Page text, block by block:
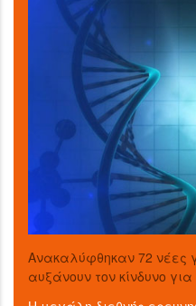
Ανακαλύφθηκαν 72 νέες
αυξάνουν τον κίνδυνο